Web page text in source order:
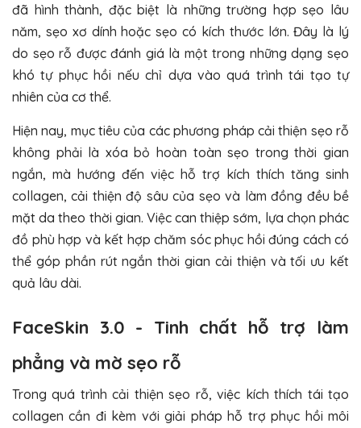
đã hình thành, đặc biệt là những trường hợp sẹo lâu
năm, sẹo xơ dính hoặc sẹo có kích thước lớn. Đây là lý
do sẹo rỗ được đánh giá là một trong những dạng sẹo
khó tự phục hồi nếu chỉ dựa vào quá trình tái tạo tự
nhiên của cơ thể.
Hiện nay, mục tiêu của các phương pháp cải thiện sẹo rỗ
không phải là xóa bỏ hoàn toàn sẹo trong thời gian
ngắn, mà hướng đến việc hỗ trợ kích thích tăng sinh
collagen, cải thiện độ sâu của sẹo và làm đồng đều bề
mặt da theo thời gian. Việc can thiệp sớm, lựa chọn phác
đồ phù hợp và kết hợp chăm sóc phục hồi đúng cách có
thể góp phần rút ngắn thời gian cải thiện và tối ưu kết
quả lâu dài.
FaceSkin 3.0 - Tinh chất hỗ trợ làm
phẳng và mờ sẹo rỗ
Trong quá trình cải thiện sẹo rỗ, việc kích thích tái tạo
collagen cần đi kèm với giải pháp hỗ trợ phục hồi môi